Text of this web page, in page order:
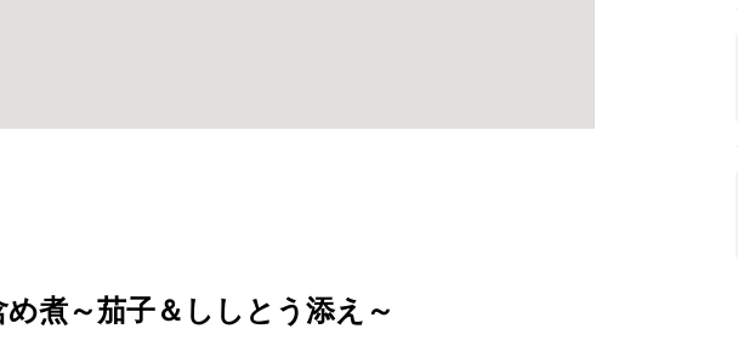
煮～茄子＆ししとう添え～